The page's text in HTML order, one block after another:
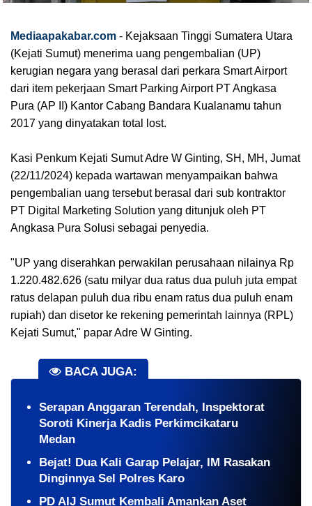
Mediaapakabar.com - Kejaksaan Tinggi Sumatera Utara
(Kejati Sumut) menerima uang pengembalian (UP)
kerugian negara yang berasal dari perkara Smart Airport
dari item pekerjaan Smart Parking Airport PT Angkasa
Pura (AP II) Kantor Cabang Bandara Kualanamu tahun
2017 yang dinyatakan total lost.
Kasi Penkum Kejati Sumut Adre W Ginting, SH, MH, Jumat
(22/11/2024) kepada wartawan menyampaikan bahwa
pengembalian uang tersebut berasal dari sub kontraktor
PT Digital Marketing Solution yang ditunjuk oleh PT
Angkasa Pura Solusi sebagai penyedia.
"UP yang diserahkan perwakilan perusahaan nilainya Rp
1.220.482.626 (satu milyar dua ratus dua puluh juta empat
ratus delapan puluh dua ribu enam ratus dua puluh enam
rupiah) dan disetor ke rekening pemerintah lainnya (RPL)
Kejati Sumut," papar Adre W Ginting.
BACA JUGA:
Serapan Anggaran Terendah, Inspektorat
Soroti Kinerja Kadis Perkimcikataru
Medan
​Bejat! Dua Kali Garap Pelajar, IM Rasakan
Dinginnya Sel Polres Karo
PD AIJ Sumut Kembali Amankan Aset